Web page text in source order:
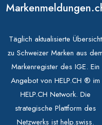
Täglich aktualisierte Übersicht
zu Schweizer Marken aus
Markenregister des IGE. Ein
Angebot von HELP.CH ® im
HELP.CH Network. Die
strategische Plattform des
Netzwerks ist help.swiss.